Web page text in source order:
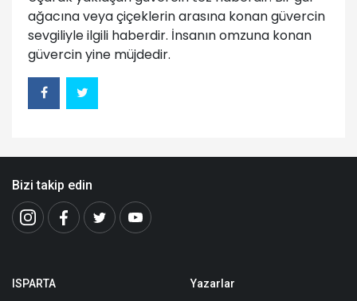
ağacına veya çiçeklerin arasına konan güvercin
sevgiliyle ilgili haberdir. İnsanın omzuna konan
güvercin yine müjdedir.
Bizi takip edin
ISPARTA
Yazarlar